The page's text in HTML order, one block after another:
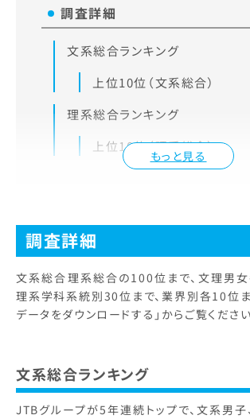
もっと見る
調査詳細
文系総合ランキング
上位10位（文系総合）
理系総合ランキング
上位10位（理系総合）
調査詳細
文系総合理系総合の100位まで、文理男女
理系学科系統別30位まで、業界別各10位ま
データをダウンロードする」からご覧ください
文系総合ランキング
JTBグループが5年連続トップで、文系男子